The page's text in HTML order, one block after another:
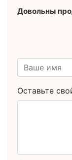
Довольны
Оставьте